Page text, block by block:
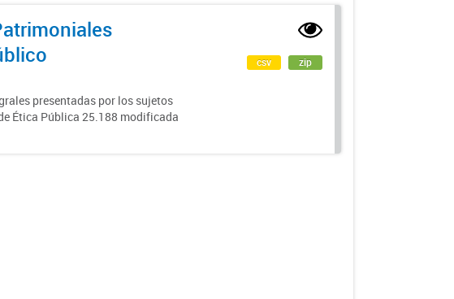
presentadas por los sujetos
Ética Pública 25.188 modificada
csv zip